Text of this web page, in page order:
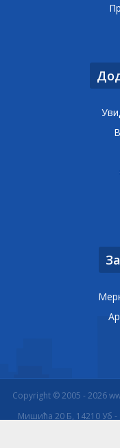
Copyright © 2005 - 2026
Мишића 20 Б, 14210 Уб -